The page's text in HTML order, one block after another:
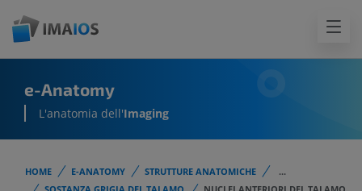
e-Anatomy
L'anatomia dell'Imaging
HOME E-ANATOMY STRUTTURE ANATOMICHE
...